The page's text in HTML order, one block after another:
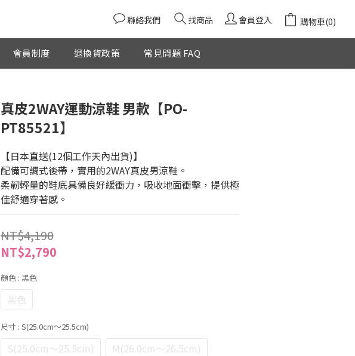
聯絡我們 找商品 會員登入 購物車(0)
會員制度 退換貨政策 常見問題 FAQ
真皮2WAY運動涼鞋 男款【PO-
PT85521】
【日本直送(12個工作天內出貨)】
配備可調式後帶，實用的2WAY真皮男涼鞋。
柔韌輕量的鞋底具備良好緩衝力，吸收地面衝擊，提供極
佳舒適穿著感。
NT$4,190
NT$2,790
顏色 : 黑色
黑色
尺寸 : S(25.0cm～25.5cm)
S(25.0cm～25.5cm)
M(26.0cm～26.5cm)